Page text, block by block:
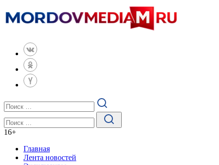
16+
Главная
Лента новостей